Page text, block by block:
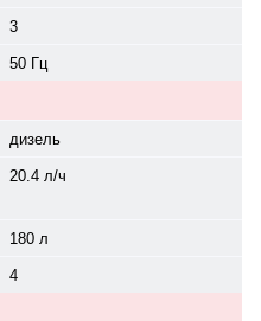
3
50 Гц
дизель
20.4 л/ч
180 л
4